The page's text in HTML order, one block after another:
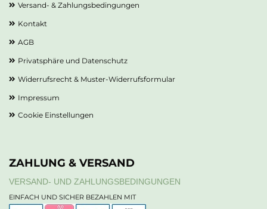
Versand- & Zahlungsbedingungen
Kontakt
AGB
Privatsphäre und Datenschutz
Widerrufsrecht & Muster-Widerrufsformular
Impressum
Cookie Einstellungen
ZAHLUNG & VERSAND
VERSAND- UND ZAHLUNGSBEDINGUNGEN
EINFACH UND SICHER BEZAHLEN MIT